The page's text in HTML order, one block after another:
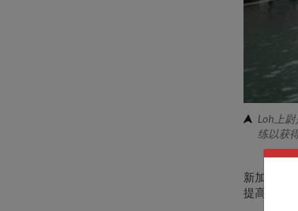
Loh上
练以获
新加坡海
提高了50%